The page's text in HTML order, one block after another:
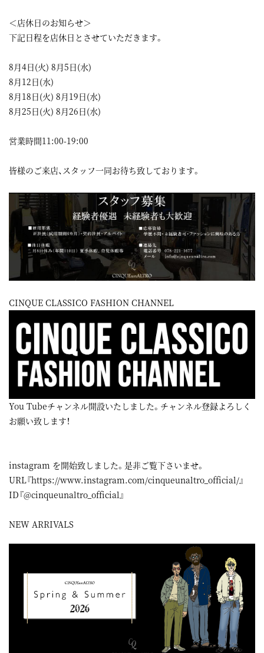
＜店休日のお知らせ＞
下記日程を店休日とさせていただきます。
8月4日(火) 8月5日(水)
8月12日(水)
8月18日(火) 8月19日(水)
8月25日(火) 8月26日(水)
営業時間11:00-19:00
皆様のご来店、スタッフ一同お待ち致しております。
CINQUE CLASSICO FASHION CHANNEL
You Tubeチャンネル開設いたしました。チャンネル登録よろしく
お願い致します！
instagram を開始致しました。是非ご覧下さいませ。
URL『https://www.instagram.com/cinqueunaltro_official/』
ID『@cinqueunaltro_official』
NEW ARRIVALS